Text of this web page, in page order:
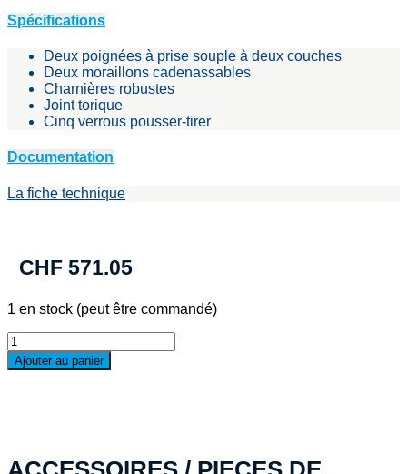
Spécifications
Deux poignées à prise souple à deux couches
Deux moraillons cadenassables
Charnières robustes
Joint torique
Cinq verrous pousser-tirer
Documentation
La fiche technique
CHF 571.05
1 en stock (peut être commandé)
quantité
de
PELI™
Ajouter au panier